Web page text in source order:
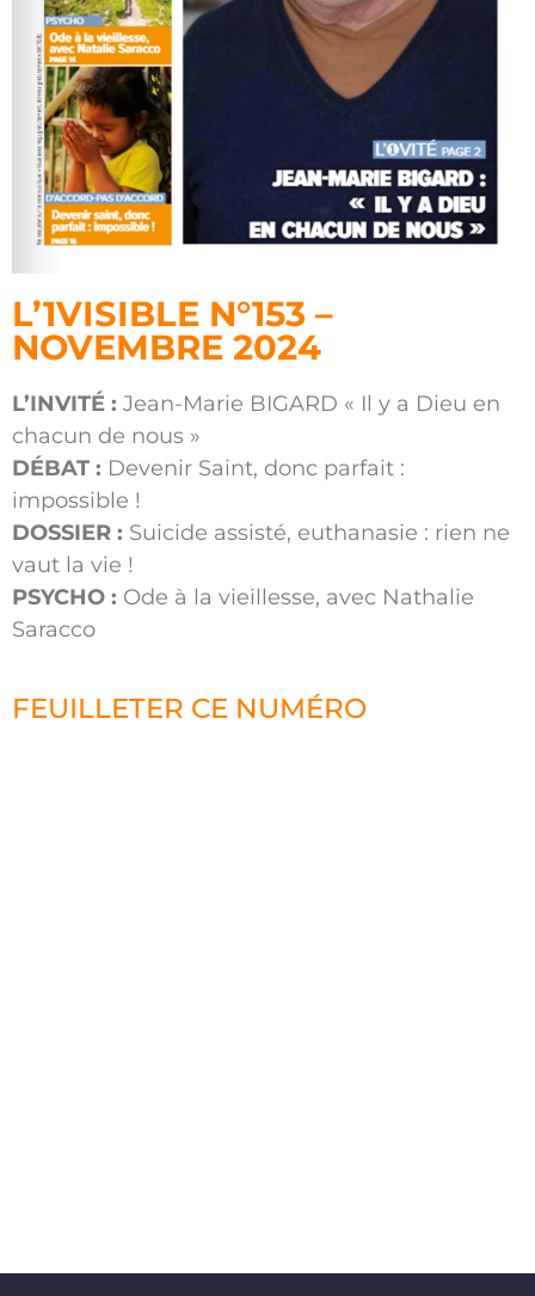
L’1VISIBLE N°153 –
NOVEMBRE 2024
L’INVITÉ : Jean-Marie BIGARD « Il y a Dieu en
chacun de nous »
DÉBAT : Devenir Saint, donc parfait :
impossible !
DOSSIER : Suicide assisté, euthanasie : rien ne
vaut la vie !
PSYCHO : Ode à la vieillesse, avec Nathalie
Saracco
FEUILLETER CE NUMÉRO